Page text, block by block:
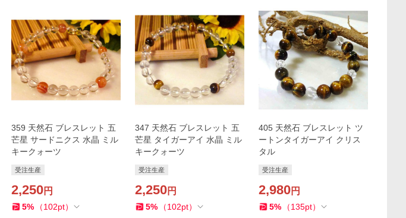
359 天然石 ブレスレット 五
芒星 サードニクス 水晶 ミル
キークォーツ
受注生産
2,250円
5% （102pt）
347 天然石 ブレスレット 五
芒星 タイガーアイ 水晶 ミル
キークォーツ
受注生産
2,250円
5% （102pt）
405 天然石 ブレスレット ツ
ートンタイガーアイ クリス
タル
受注生産
2,980円
5% （135pt）